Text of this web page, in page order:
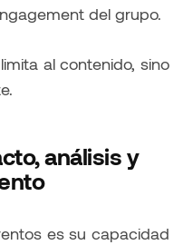
del grupo.
al contenido, sino
análisis y
es su capacidad